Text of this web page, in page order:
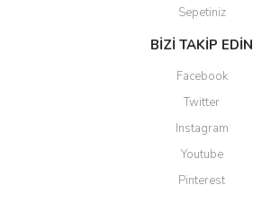
Sepetiniz
BİZİ TAKİP EDİN
Facebook
Twitter
Instagram
Youtube
Pinterest